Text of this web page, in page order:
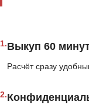
1.Выкуп 60
Расчёт сразу
2.